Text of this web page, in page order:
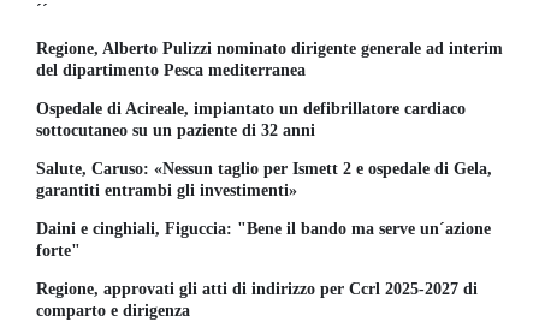
´´
Regione, Alberto Pulizzi nominato dirigente generale ad interim
del dipartimento Pesca mediterranea
Ospedale di Acireale, impiantato un defibrillatore cardiaco
sottocutaneo su un paziente di 32 anni
Salute, Caruso: «Nessun taglio per Ismett 2 e ospedale di Gela,
garantiti entrambi gli investimenti»
Daini e cinghiali, Figuccia: "Bene il bando ma serve un´azione
forte"
Regione, approvati gli atti di indirizzo per Ccrl 2025-2027 di
comparto e dirigenza